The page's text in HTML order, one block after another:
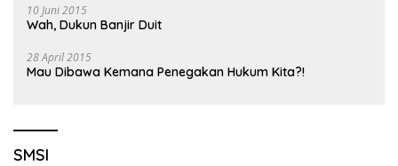
10 Juni 2015
Wah, Dukun Banjir Duit
28 April 2015
Mau Dibawa Kemana Penegakan Hukum Kita?!
SMSI